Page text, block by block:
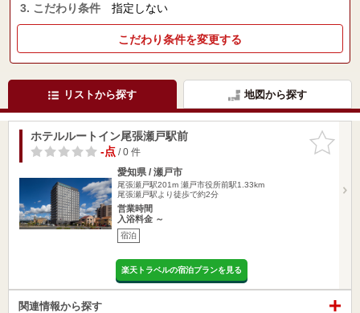
3. こだわり条件 指定しない
こだわり条件を変更する
リストから探す 地図から探す
お気に入
りに追加
ホテルルートイン尾張瀬戸駅前
-点/ 0 件
愛知県 / 瀬戸市
尾張瀬戸駅201m 瀬戸市役所前駅1.33km
尾張瀬戸駅より徒歩で約2分
営業時間
入浴料金 ～
宿泊
楽天トラベルの宿泊プランを見る
関連情報から探す